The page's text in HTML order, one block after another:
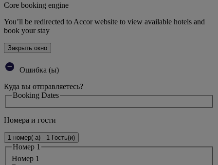
Core booking engine
You’ll be redirected to Accor website to view available hotels and
book your stay
Закрыть окно
Ошибка (ы)
Куда вы отправляетесь?
Booking Dates
Номера и гости
1 номер(-а) - 1 Гость(и)
Номер 1
Номер 1